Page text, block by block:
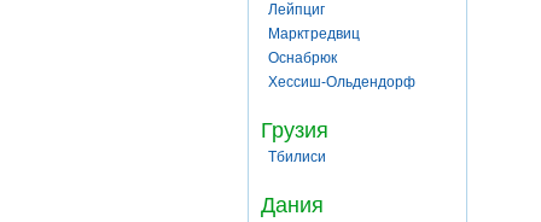
Лейпциг
Марктредвиц
Оснабрюк
Хессиш-Ольдендорф
Грузия
Тбилиси
Дания